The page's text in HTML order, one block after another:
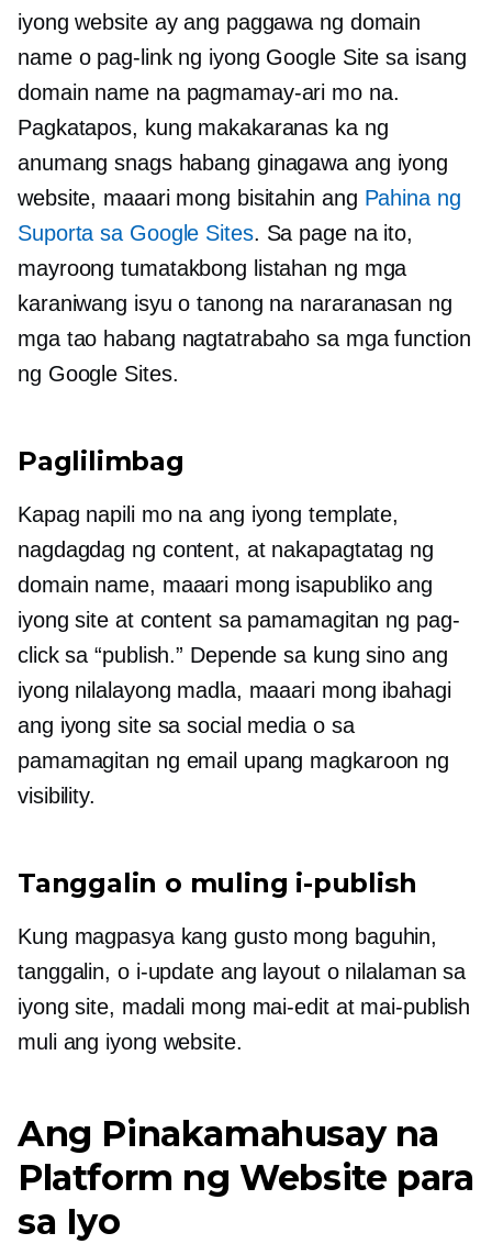
iyong website ay ang paggawa ng domain
name o pag-link ng iyong Google Site sa isang
domain name na pagmamay-ari mo na.
Pagkatapos, kung makakaranas ka ng
anumang snags habang ginagawa ang iyong
website, maaari mong bisitahin ang Pahina ng
Suporta sa Google Sites. Sa page na ito,
mayroong tumatakbong listahan ng mga
karaniwang isyu o tanong na nararanasan ng
mga tao habang nagtatrabaho sa mga function
ng Google Sites.
Paglilimbag
Kapag napili mo na ang iyong template,
nagdagdag ng content, at nakapagtatag ng
domain name, maaari mong isapubliko ang
iyong site at content sa pamamagitan ng pag-
click sa “publish.” Depende sa kung sino ang
iyong nilalayong madla, maaari mong ibahagi
ang iyong site sa social media o sa
pamamagitan ng email upang magkaroon ng
visibility.
Tanggalin o muling i-publish
Kung magpasya kang gusto mong baguhin,
tanggalin, o i-update ang layout o nilalaman sa
iyong site, madali mong mai-edit at mai-publish
muli ang iyong website.
Ang Pinakamahusay na
Platform ng Website para
sa Iyo